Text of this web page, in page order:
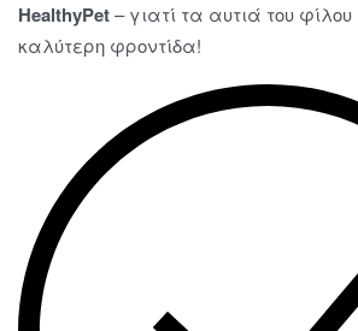
HealthyPet– γιατί τα αυτιά του
καλύτερη φροντίδα!